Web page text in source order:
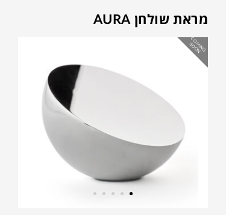
מראת שולחן AURA
C
O
M
IN
G
S
O
O
N